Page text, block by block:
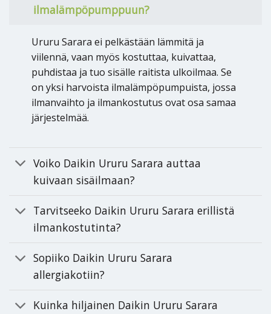
ilmalämpöpumppuun?
Ururu Sarara ei pelkästään lämmitä ja
viilennä, vaan myös kostuttaa, kuivattaa,
puhdistaa ja tuo sisälle raitista ulkoilmaa. Se
on yksi harvoista ilmalämpöpumpuista, jossa
ilmanvaihto ja ilmankostutus ovat osa samaa
järjestelmää.
Voiko Daikin Ururu Sarara auttaa
kuivaan sisäilmaan?
Tarvitseeko Daikin Ururu Sarara erillistä
ilmankostutinta?
Sopiiko Daikin Ururu Sarara
allergiakotiin?
Kuinka hiljainen Daikin Ururu Sarara